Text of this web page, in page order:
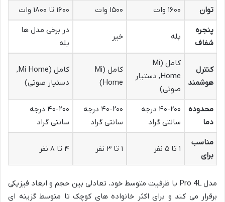
توان
۱۶۰۰ وات ۱۵۰۰ وات
۱۶۰۰ تا ۱۸۰۰ وات
پنجره
شفاف
بله خیر
در برخی مدل ها
بله
کنترل
هوشمند
کامل (Mi
Home, دستیار
صوتی)
کامل (Mi
Home)
کامل (Mi Home,
دستیار صوتی)
محدوده
دما
۴۰-۲۰۰ درجه
سانتی گراد
۴۰-۲۰۰ درجه
سانتی گراد
۴۰-۲۰۰ درجه
سانتی گراد
مناسب
برای
۱ تا ۵ نفر ۱ تا ۳ نفر ۴ تا ۸ نفر
مدل Pro 4L با ظرفیت متوسط خود، تعادلی بین حجم و ابعاد فیزیکی
برقرار می کند و برای اکثر خانواده های کوچک تا متوسط گزینه ای